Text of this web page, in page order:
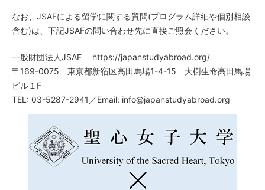
なお、JSAFによる留学に関する質問(プログラム詳細や個別相談
含む)は、下記JSAFの問い合わせ先に直接ご照会ください。
一般財団法人JSAF https://japanstudyabroad.org/
〒169-0075 東京都新宿区高田馬場1-4-15 大樹生命高田馬場
ビル１F
TEL: 03-5287-2941／Email: info@japanstudyabroad.org